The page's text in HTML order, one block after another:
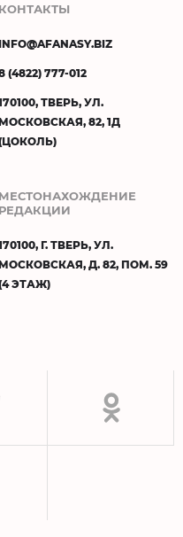
КОНТАКТЫ
(4822) 777-012
ТВЕРЬ, УЛ.
МОСКОВСКАЯ, 82, 1Д
МЕСТОНАХОЖДЕНИЕ
РЕДАКЦИИ
Г. ТВЕРЬ, УЛ.
МОСКОВСКАЯ, Д. 82, ПОМ. 59
ЭТАЖ)